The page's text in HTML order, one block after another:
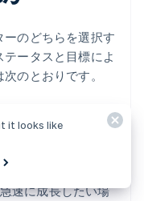
のどちらを選択す
ータスと目標によ
のとおりです。
性があるのは、次の
:
速に成長したい場
it looks like